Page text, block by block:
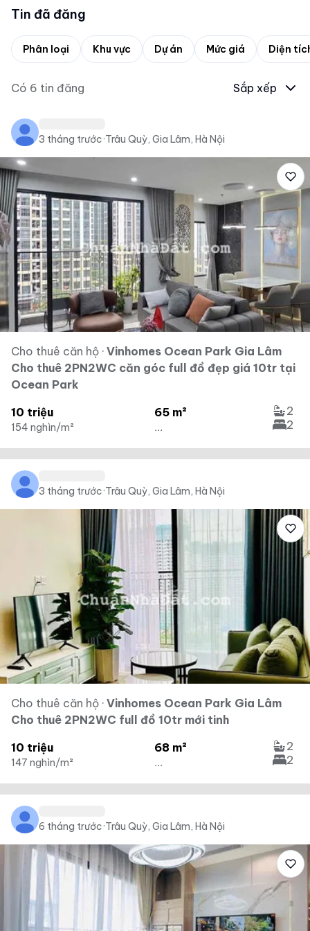
Tin đã đăng
Phân loại Khu vực Dự án Mức giá Diện
Có 6 tin đăng Sắp xếp
3 tháng trước·Trâu Quỳ, Gia Lâm, Hà Nội
Cho thuê căn hộ · Vinhomes Ocean Park Gia Lâm
Cho thuê 2PN2WC căn góc full đồ đẹp giá 10tr tại
Ocean Park
10 triệu
154 nghìn/m²
65 m²
...
2
2
3 tháng trước·Trâu Quỳ, Gia Lâm, Hà Nội
Cho thuê căn hộ · Vinhomes Ocean Park Gia Lâm
Cho thuê 2PN2WC full đồ 10tr mới tinh
10 triệu
147 nghìn/m²
68 m²
...
2
2
6 tháng trước·Trâu Quỳ, Gia Lâm, Hà Nội